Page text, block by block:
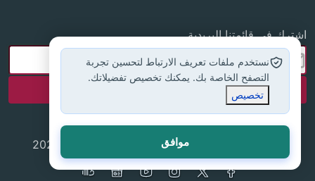
اشترك في قائمتنا البريدية
جميع الحقوق محفوظة لموقع إسلام أون لاين © 2025
نستخدم ملفات تعريف الارتباط لتحسين تجربة
التصفح الخاصة بك. يمكنك تخصيص تفضيلاتك.
تخصيص
موافق